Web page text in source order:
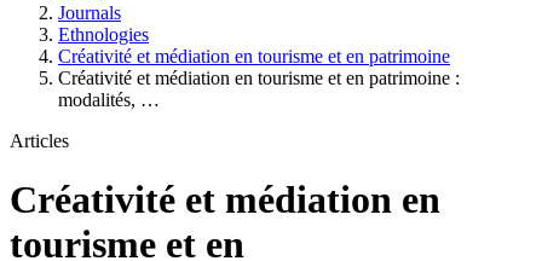
Journals
Ethnologies
Créativité et médiation en tourisme et en patrimoine
Créativité et médiation en tourisme et en patrimoine :
modalités, …
Articles
Créativité et médiation en
tourisme et en